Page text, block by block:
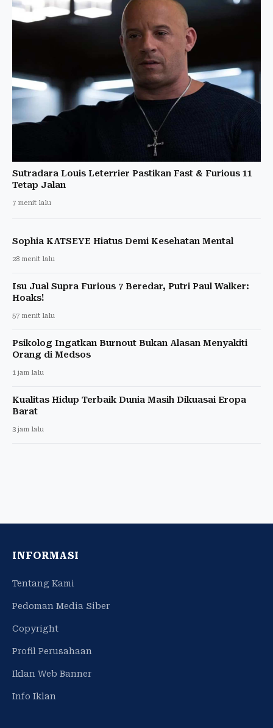
Sutradara Louis Leterrier Pastikan Fast & Furious 11
Tetap Jalan
7 menit lalu
Sophia KATSEYE Hiatus Demi Kesehatan Mental
28 menit lalu
Isu Jual Supra Furious 7 Beredar, Putri Paul Walker:
Hoaks!
57 menit lalu
Psikolog Ingatkan Burnout Bukan Alasan Menyakiti
Orang di Medsos
1 jam lalu
Kualitas Hidup Terbaik Dunia Masih Dikuasai Eropa
Barat
3 jam lalu
INFORMASI
Tentang Kami
Pedoman Media Siber
Copyright
Profil Perusahaan
Iklan Web Banner
Info Iklan